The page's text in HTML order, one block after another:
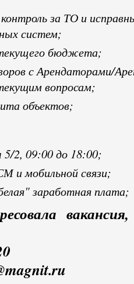
за ТО и
систем;
бюджета;
с Арендаторами/
вопросам;
объектов;
2, 09:00 до 18:00;
и мобильной связи;
заработная плата;